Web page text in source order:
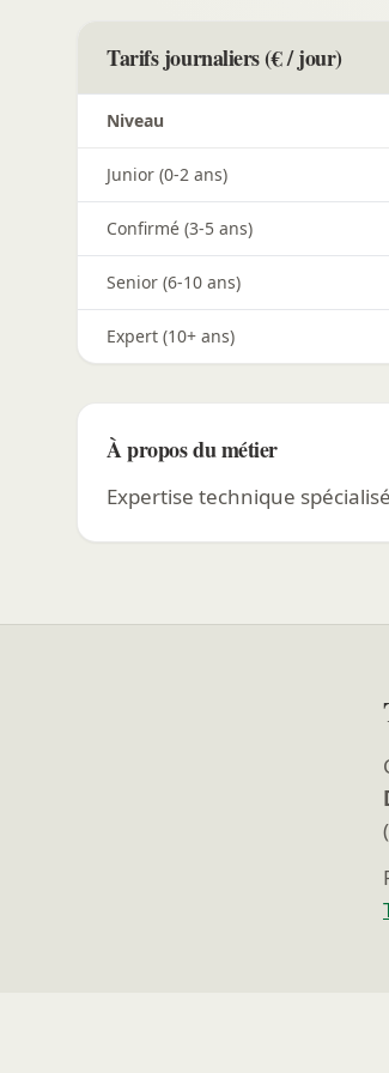
Tarifs journaliers (€ / jour)
Niveau
Junior (0-2 ans)
Confirmé (3-5 ans)
Senior (6-10 ans)
Expert (10+ ans)
À propos du métier
Expertise technique